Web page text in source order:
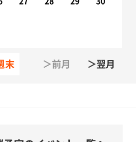
末 ＞前月 ＞翌月